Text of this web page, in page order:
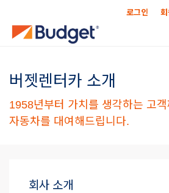
로그인
버젯렌터카 소개
1958년부터 가치를 생각하는 고
자동차를 대여해드립니다.
회사 소개